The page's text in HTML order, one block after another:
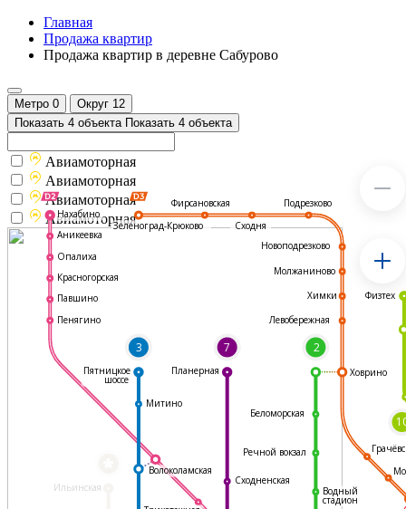
Главная
Продажа квартир
Продажа квартир в деревне Сабурово
Метро 0 Округ 12
Показать 4 объекта Показать 4 объекта
Ильинская
3 7 2
Фирсановская
Сходня
Подрезково
Новоподрезково
Молжаниново
Химки
Левобережная
Ховрино
Водный
стадион
Сходненская
Волоколамская
Митино
Нахабино
Аникеевка
Опалиха
Красногорская
Павшино
Пенягино
Пятницкое
шоссе
Планерная
Физтех
Речной вокзал
Беломорская
Зеленоград-Крюково
Авиамоторная
Авиамоторная
Авиамоторная
Авиамоторная